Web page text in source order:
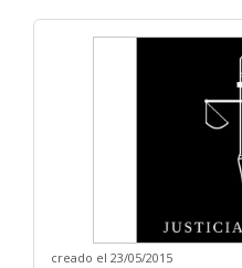
creado el 23/05/2015